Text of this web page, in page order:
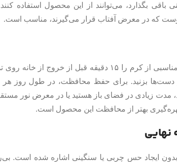
بگذارد، می‌توانند از این محصول استفاده
که در معرض آفتاب قرار می‌گیرند، مناسب است.
طبق راهنمای فعلی محصول، مقدار مناسبی از کرم را ۱۵
دست‌ها بزنید. برای حفظ محافظت، در طول روز هر
مدت زیادی در فضای باز هستید یا در معرض نور
بهتر از محافظت این محصول است.
نهایی
ایجاد حس چربی یا سنگینی اشاره شده است.